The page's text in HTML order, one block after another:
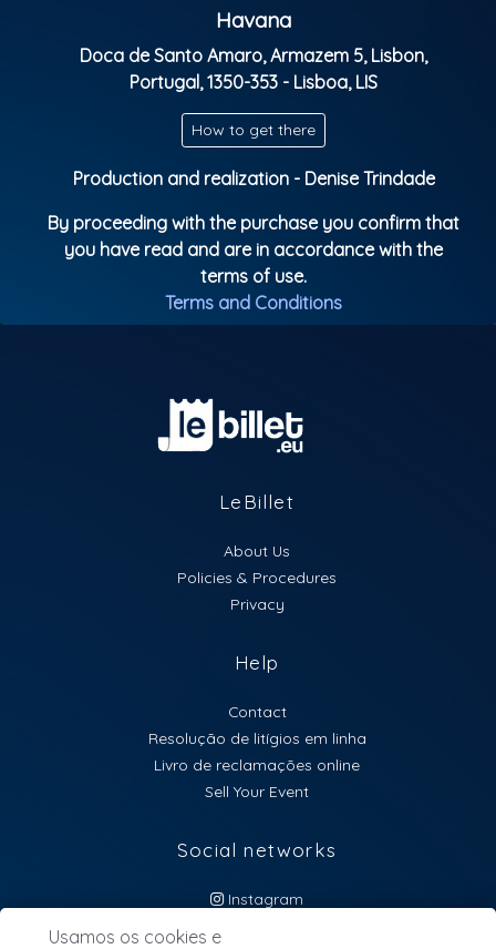
Havana
Doca de Santo Amaro, Armazem 5, Lisbon,
Portugal, 1350-353 - Lisboa, LIS
How to get there
Production and realization - Denise Trindade
By proceeding with the purchase you confirm that
you have read and are in accordance with the
terms of use.
Terms and Conditions
LeBillet
About Us
Policies & Procedures
Privacy
Help
Contact
Resolução de litígios em linha
Livro de reclamações online
Sell Your Event
Social networks
Instagram
atendimento@lebillet.eu
Usamos os cookies e